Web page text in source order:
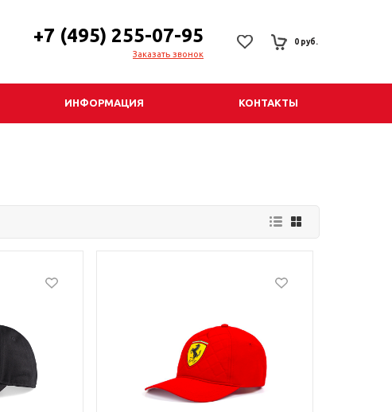
+7 (495) 255-07-95
Заказать звонок
0 руб.
ИНФОРМАЦИЯ КОНТАКТЫ